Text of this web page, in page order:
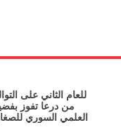
للعام الثاني على
من درعا تفوز
العلمي السوري